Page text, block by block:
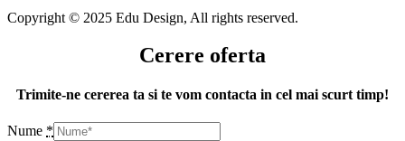
Copyright © 2025 Edu Design, All rights reserved.
Cerere oferta
Trimite-ne cererea ta si te vom contacta in cel mai scurt timp!
Nume *